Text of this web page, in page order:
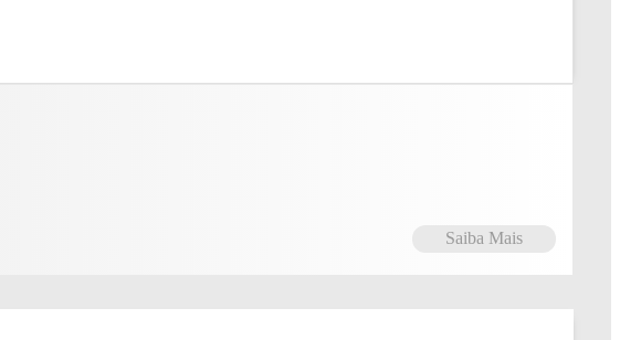
Saiba Mais